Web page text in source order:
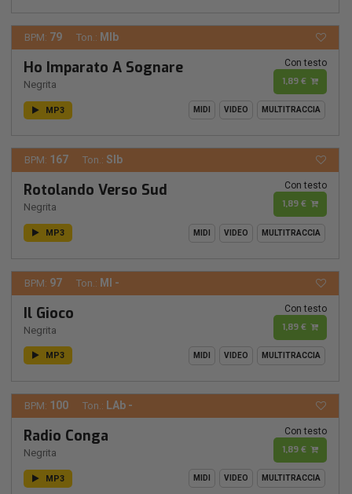
BPM: 79 Ton.: MIb
Ho Imparato A Sognare
Negrita
Con testo
1,89 €
MP3 MIDI VIDEO MULTITRACCIA
BPM: 167 Ton.: SIb
Rotolando Verso Sud
Negrita
Con testo
1,89 €
MP3 MIDI VIDEO MULTITRACCIA
BPM: 97 Ton.: MI -
Il Gioco
Negrita
Con testo
1,89 €
MP3 MIDI VIDEO MULTITRACCIA
BPM: 100 Ton.: LAb -
Radio Conga
Negrita
Con testo
1,89 €
MP3 MIDI VIDEO MULTITRACCIA